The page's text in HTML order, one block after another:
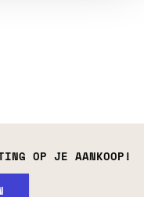
OP JE AANKOOP!